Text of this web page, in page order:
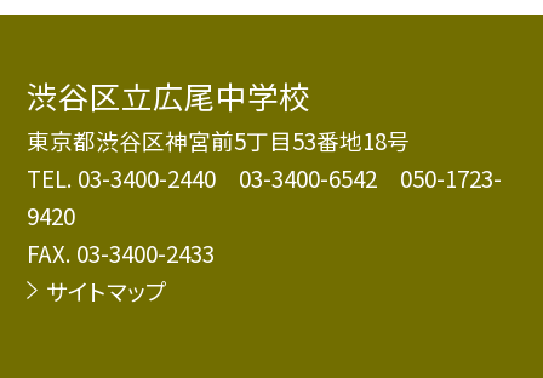
渋谷区立広尾中学校
東京都渋谷区神宮前5丁目53番地18号
TEL. 03-3400-2440 03-3400-6542 050-1723-
9420
FAX. 03-3400-2433
サイトマップ